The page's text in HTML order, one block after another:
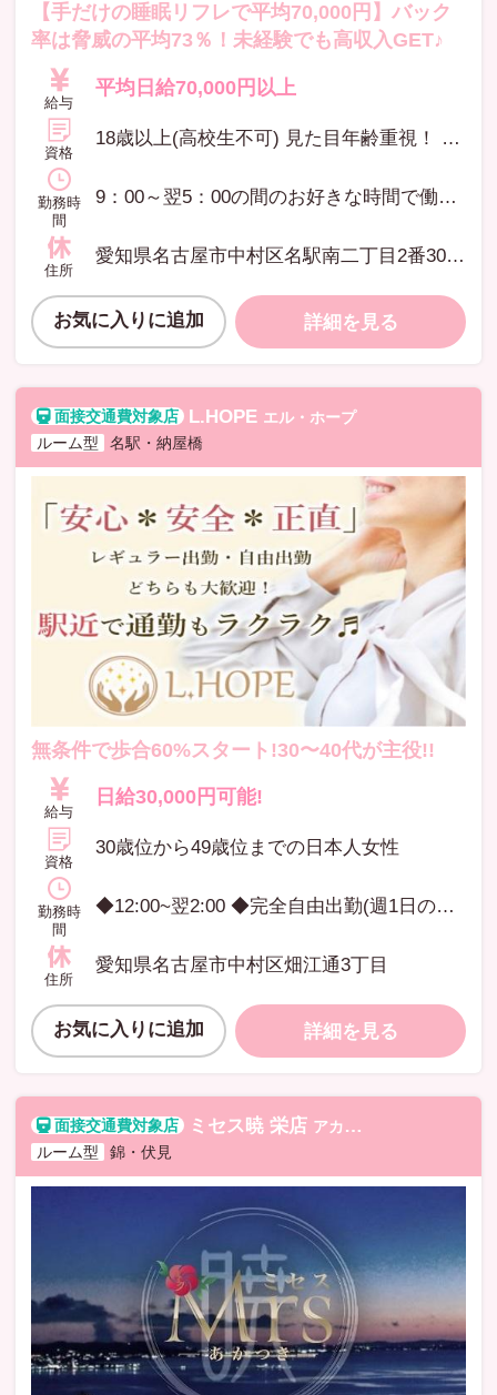
【手だけの睡眠リフレで平均70,000円】バック
率は脅威の平均73％！未経験でも高収入GET♪
給与
平均日給70,000円以上
資格
18歳以上(高校生不可) 見た目年齢重視！ 40代の女性も活躍中です！
勤務時
間
9：00～翌5：00の間のお好きな時間で働いていただけます
住所
愛知県名古屋市中村区名駅南二丁目2番30号STELLA名駅南
お気に入りに追加 詳細を見る
L.HOPE エル・ホープ
ルーム型
名駅・納屋橋
無条件で歩合60%スタート!30〜40代が主役!!
給与
日給30,000円可能!
資格
30歳位から49歳位までの日本人女性
勤務時
間
◆12:00~翌2:00 ◆完全自由出勤(週1日の出勤OKです) ◆貴女のペースに合わせてシフトを提出していただけます。 ◆終電後の送迎あり
住所
愛知県名古屋市中村区畑江通3丁目
お気に入りに追加 詳細を見る
ミセス暁 栄店 アカツキ
ルーム型
錦・伏見